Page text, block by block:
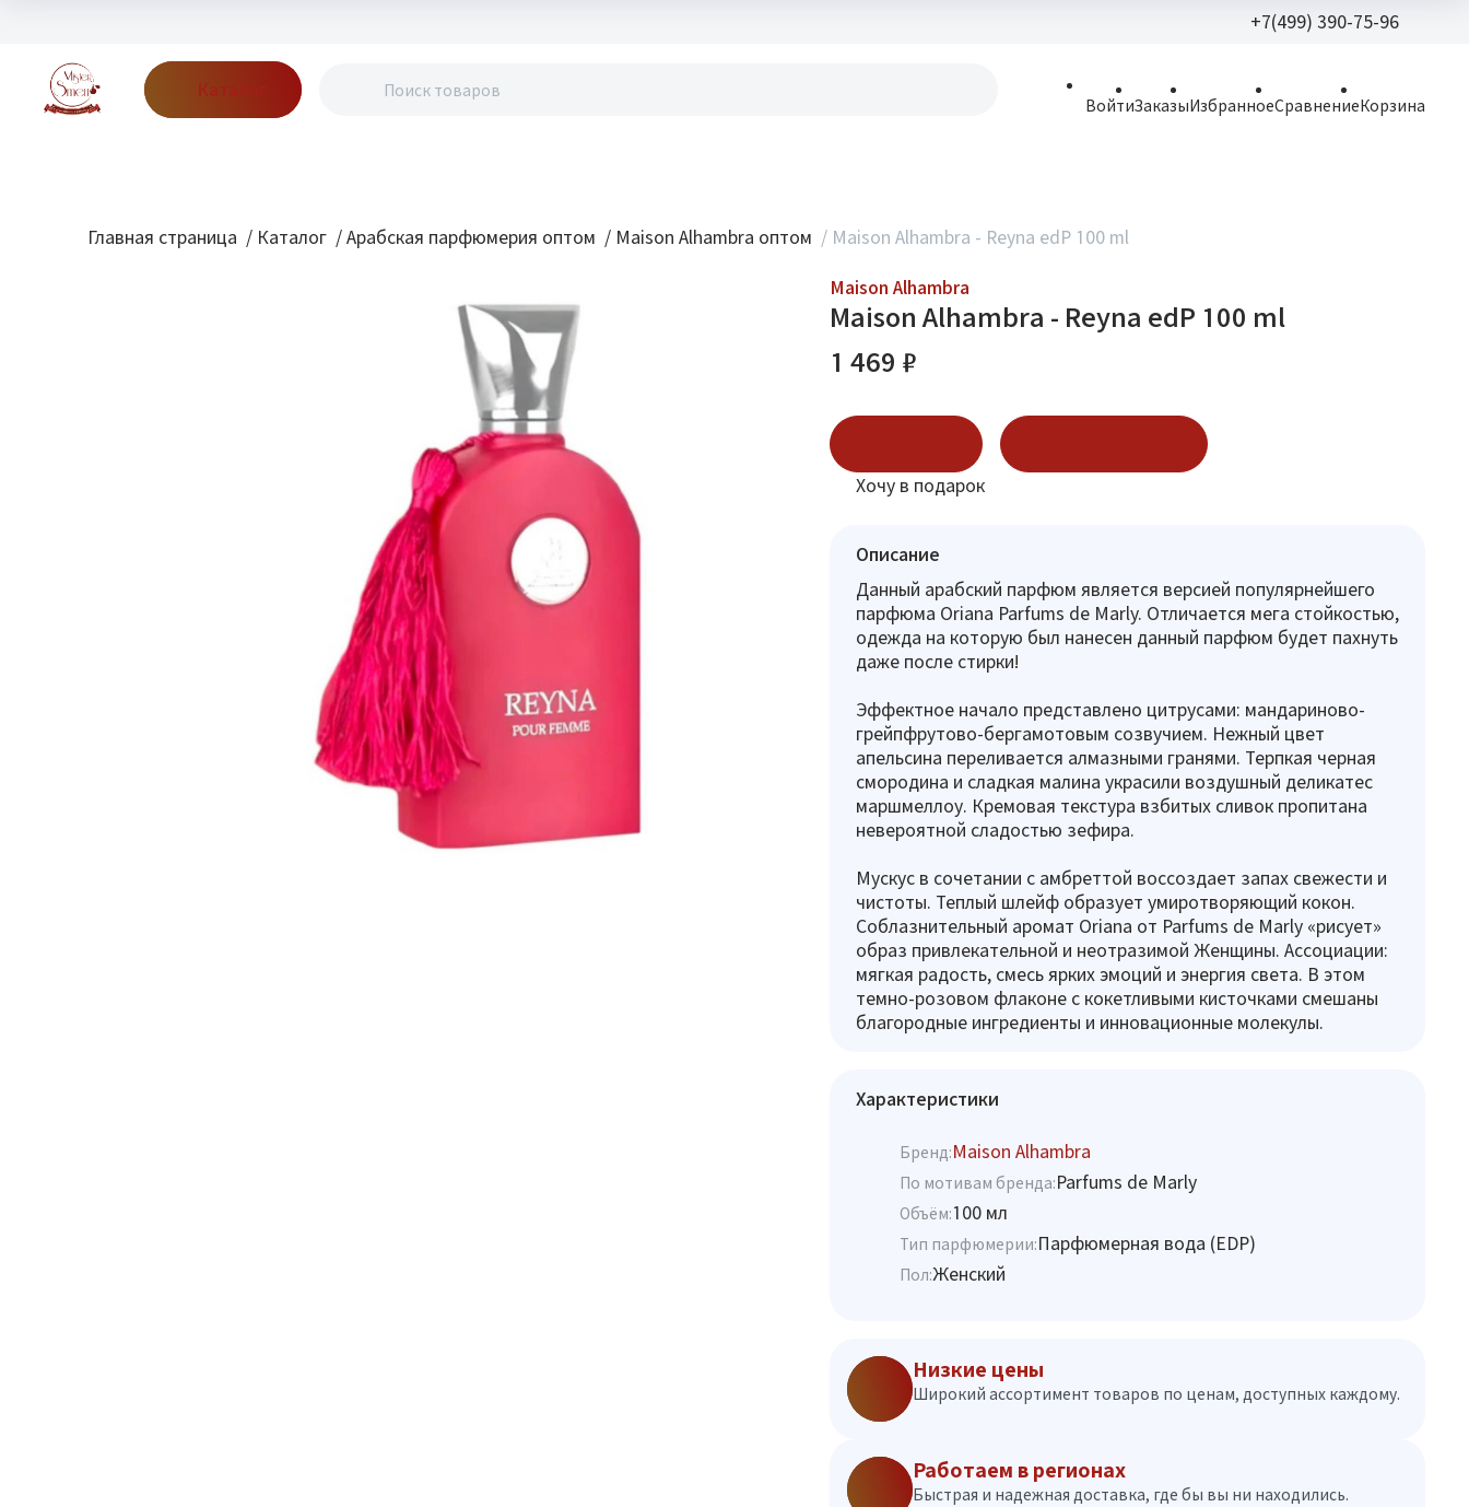
+7(499) 390-75-96
Каталог
ВойтиЗаказыИзбранноеСравнениеКорзина
Главная страница / Каталог / Арабская парфюмерия оптом / Maison Alhambra оптом / Maison Alhambra - Reyna edP 100 ml
Maison Alhambra
Maison Alhambra - Reyna edP 100 ml
1 469 ₽
Хочу в подарок
Описание
Данный арабский парфюм является версией популярнейшего
парфюма Oriana Parfums de Marly. Отличается мега стойкостью,
одежда на которую был нанесен данный парфюм будет пахнуть
даже после стирки!
Эффектное начало представлено цитрусами: мандариново-
грейпфрутово-бергамотовым созвучием. Нежный цвет
апельсина переливается алмазными гранями. Терпкая черная
смородина и сладкая малина украсили воздушный деликатес
маршмеллоу. Кремовая текстура взбитых сливок пропитана
невероятной сладостью зефира.
Мускус в сочетании с амбреттой воссоздает запах свежести и
чистоты. Теплый шлейф образует умиротворяющий кокон.
Соблазнительный аромат Oriana от Parfums de Marly «рисует»
образ привлекательной и неотразимой Женщины. Ассоциации:
мягкая радость, смесь ярких эмоций и энергия света. В этом
темно-розовом флаконе с кокетливыми кисточками смешаны
благородные ингредиенты и инновационные молекулы.
Характеристики
Бренд:Maison Alhambra
По мотивам бренда:Parfums de Marly
Объём:100 мл
Тип парфюмерии:Парфюмерная вода (EDP)
Пол:Женский
Низкие цены
Широкий ассортимент товаров по ценам, доступных каждому.
Работаем в регионах
Быстрая и надежная доставка, где бы вы ни находились.